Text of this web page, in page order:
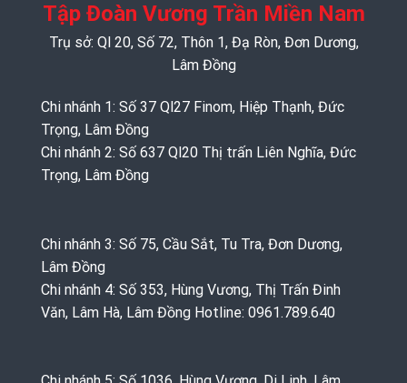
Tập Đoàn Vương Trần Miền Nam
Trụ sở: Ql 20, Số 72, Thôn 1, Đạ Ròn, Đơn Dương,
Lâm Đồng
Chi nhánh 1: Số 37 Ql27 Finom, Hiệp Thạnh, Đức
Trọng, Lâm Đồng
Chi nhánh 2: Số 637 Ql20 Thị trấn Liên Nghĩa, Đức
Trọng, Lâm Đồng
Chi nhánh 3: Số 75, Cầu Sắt, Tu Tra, Đơn Dương,
Lâm Đồng
Chi nhánh 4: Số 353, Hùng Vương, Thị Trấn Đinh
Văn, Lâm Hà, Lâm Đồng Hotline: 0961.789.640